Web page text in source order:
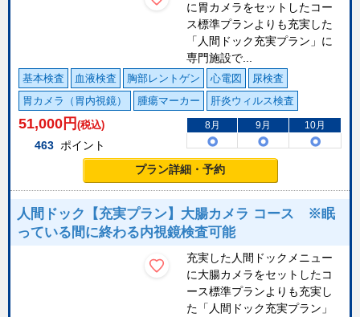
に胃カメラをセットしたコー
ス標準プランよりも充実した
「人間ドック充実プラン」に
専門施設で...
基本検査 血液検査 胸部レントゲン 心電図
尿検査
胃カメラ（胃内視鏡）
腫瘍マーカー 肝炎ウィルス検査
51,000 円 (税込)
463 ポイント
8月 9月 10月
プラン詳細・予約
人間ドック【充実プラン】大腸カメラ コース ※眠
っている間に終わる内視鏡検査可能
充実した人間ドックメニュー
に大腸カメラをセットしたコ
ース標準プランよりも充実し
た「人間ドック充実プラン」